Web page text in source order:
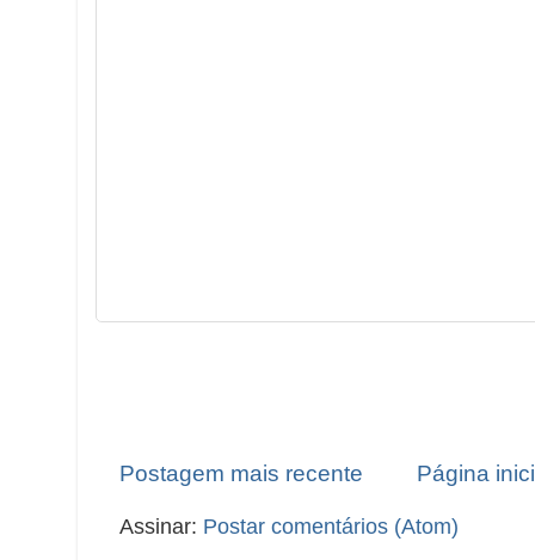
Postagem mais recente Página
Assinar: Postar comentários (Atom)